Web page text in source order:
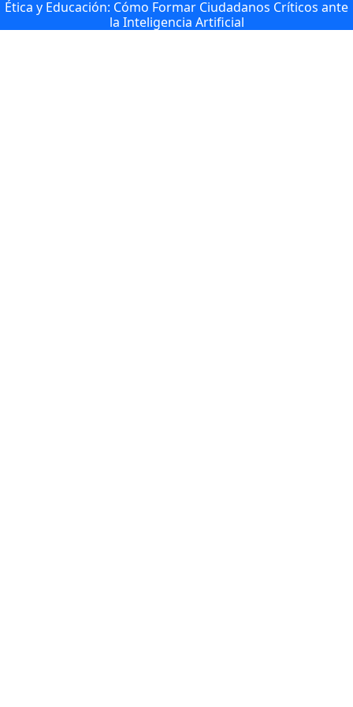
Ética y Educación: Cómo Formar Ciudadanos Críticos ante
la Inteligencia Artificial